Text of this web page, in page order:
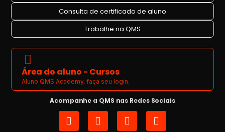
Consulta de certificado de aluno
Trabalhe na QMS
Área do aluno - Cursos
Aluno QMS Academy, faça seu login.
Acompanhe a QMS nas Redes Sociais
I
n
L
i
Y
o
F
a